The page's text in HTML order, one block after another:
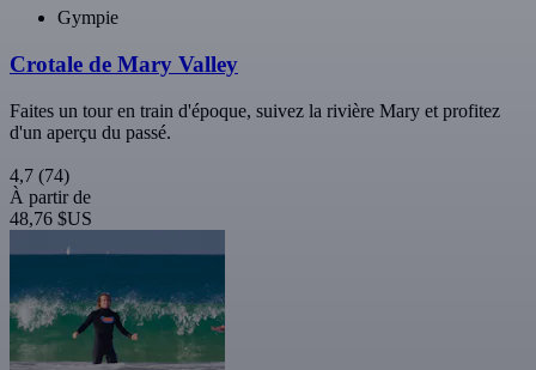
Gympie
Crotale de Mary Valley
Faites un tour en train d'époque, suivez la rivière Mary et profitez
d'un aperçu du passé.
4,7 (74)
À partir de
48,76 $US